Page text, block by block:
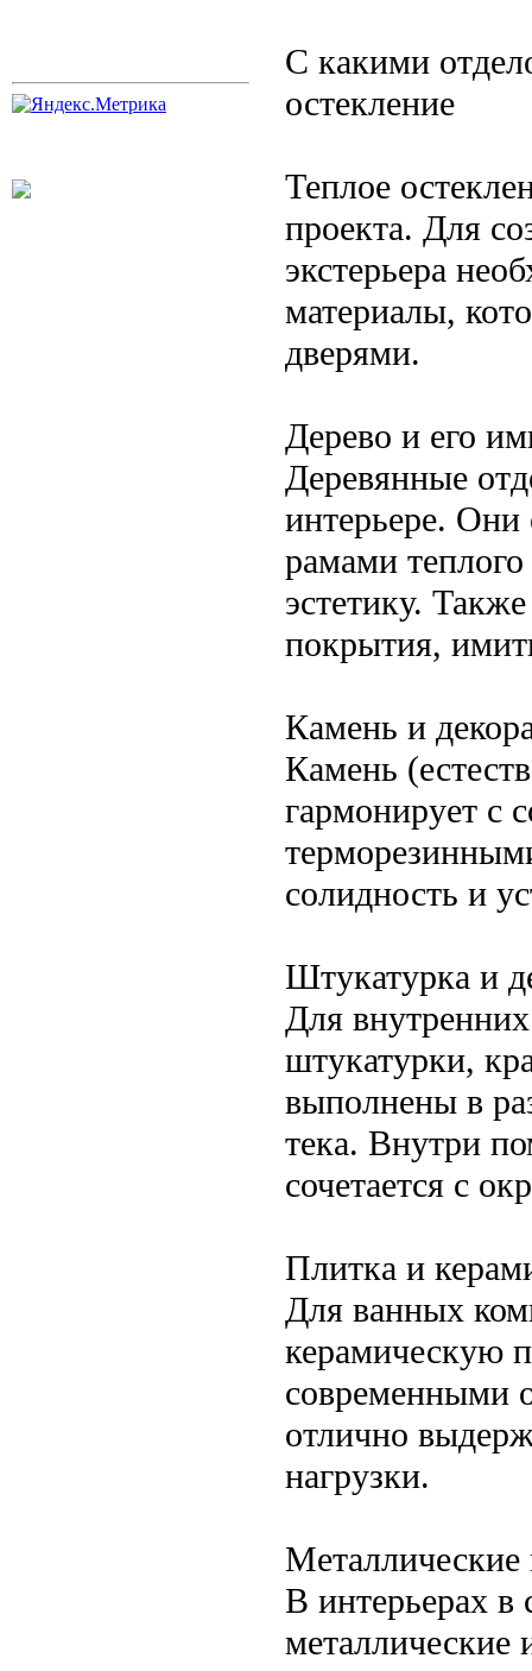
С какими
остекление
Теплое
проекта. Для
экстерьера
материалы,
дверями.
Дерево и его
Деревянные
интерьере. Они
рамами
эстетику.
покрытия,
Камень и
Камень
гармонирует с
солидность и
Штукатурка и
Для
штукатурки,
выполнены в
тека. Внутри
сочетается с
Плитка и
Для ванных
керамическую
современными
отлично
нагрузки.
Металлические
В интерьерах
металлические